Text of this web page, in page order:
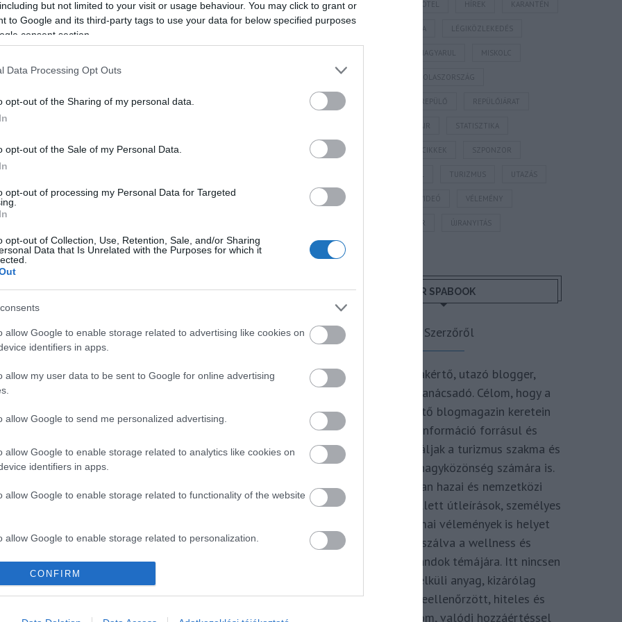
but not limited to your visit or usage behaviour. You may click to grant or
to Google and its third-party tags to use your data for below specified purposes
consent section.
Data Processing Opt Outs
opt-out of the Sharing of my personal data.
opt-out of the Sale of my Personal Data.
opt-out of processing my Personal Data for Targeted
opt-out of Collection, Use, Retention, Sale, and/or Sharing
Data that Is Unrelated with the Purposes for which it
allow Google to enable storage related to advertising like cookies on
identifiers in apps.
allow my user data to be sent to Google for online advertising
allow Google to send me personalized advertising.
allow Google to enable storage related to analytics like cookies on
identifiers in apps.
allow Google to enable storage related to functionality of the website
allow Google to enable storage related to personalization.
allow Google to enable storage related to security, including
functionality and fraud prevention, and other user protection.
CONFIRM
ALAPJÁN 2021-BEN
2022.08.29.
több napos késések mellett szinte üdítően hat,
fel a repülők Nagy-Britanniában. A statisztika
utolsó helyét érdemelte ki.
közzá a
Sky News , amely azt írja:
másodperccel a menetrend szerinti felszállási idő után
ezüst érmet szerzett 13 perc 18 másodperces
a British Airways. A legpontosabb
12 másodperc átlagos felszállási késést
az átlagos 8 és fél percnél jobban teljesítettek, az
6 perc 6 másodperc átlagos késést hozott össze.
vizsgálták, amelyek 1 év alatt több, mint
perc volt. Érdekes lesz látni, hogy a 2022-es
jelentős romlást fogunk tapasztalni majd
Kérem nap végén az aznapi friss cikkeket!
HORVÁTORSZÁG HOTEL HÍREK KARANTÉN
KÍNA LÉGIKÖZLEKEDÉS
MAGYARUL MISKOLC
MTÜ OLASZORSZÁG
PROGRAMAJÁNLÓ REPÜLŐ REPÜLŐJÁRAT
RYANAIR STATISZTIKA
STRAND SZAKMAI CIKKEK SZPONZOR
TURIZMUS UTAZÁS
VAKCINAÚTLEVÉL VIDEÓ VÉLEMÉNY
WIZZAIR ÚJRANYITÁS
MR SPABOOK
A Szerzőről
Turisztikai szakértő, utazó blogger,
vendégélmény tanácsadó. Célom, hogy a
kategória teremtő blogmagazin keretein
belül hiteles információ forrásul és
inspirációul szolgáljak a turizmus szakma és
az utazni vágyó nagyközönség számára is.
Repertoáromban hazai és nemzetközi
turizmus hírek mellett útleírások, személyes
ajánlók és szakmai vélemények is helyet
kapnak, fókuszálva a wellness és
termálfürdők, strandok témájára. Itt nincsen
hivatkozás nélküli anyag, kizárólag
többszörösen leellenőrzött, hiteles és
minőségi tartalom, valódi hozzáértéssel